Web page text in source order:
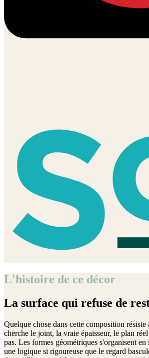
L'histoire de ce décor
La surface qui refuse de
Quelque chose dans cette composition
cherche le joint, la vraie épaisseur, le plan
pas. Les formes géométriques s'organisent en
une logique si rigoureuse que le regard